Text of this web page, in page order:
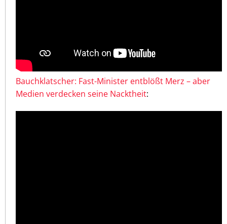
Bauchklatscher: Fast-Minister entblößt Merz – aber
Medien verdecken seine Nacktheit: